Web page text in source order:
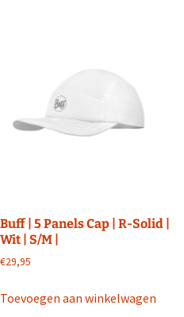
Buff | 5 Panels Cap | R-Solid |
Wit | S/M |
€29,95
Toevoegen aan winkelwagen